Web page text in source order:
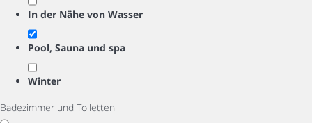
In der Nähe von Wasser
Pool, Sauna und spa
Winter
Badezimmer und Toiletten